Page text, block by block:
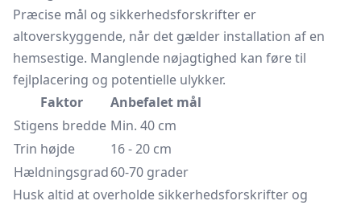
Præcise mål og sikkerhedsforskrifter er
altoverskyggende, når det gælder installation af en
hemsestige. Manglende nøjagtighed kan føre til
fejlplacering og potentielle ulykker.
Faktor
Anbefalet mål
Stigens bredde Min. 40 cm
Trin højde
16 - 20 cm
Hældningsgrad60-70 grader
Husk altid at overholde sikkerhedsforskrifter og